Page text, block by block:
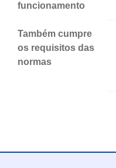
funcionamento
Também cumpre
os requisitos das
normas